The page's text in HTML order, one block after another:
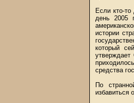
Если кто-
день 2005
истории
который
средства
По
избавиться